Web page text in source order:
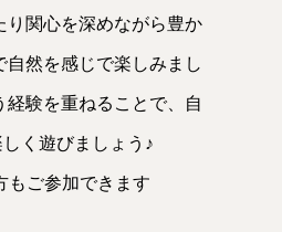
り関心を深めながら豊か
然を感じで楽しみまし
験を重ねることで、自
く遊びましょう♪
もご参加できます